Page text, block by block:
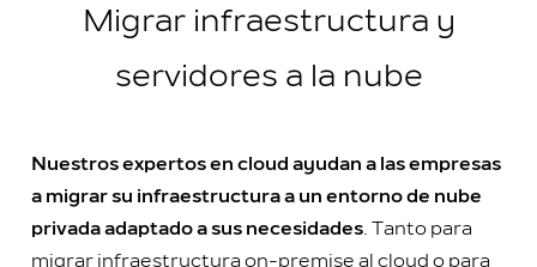
Migrar infraestructura y
servidores a la nube
Nuestros expertos en cloud ayudan a las empresas
a migrar su infraestructura a un entorno de nube
privada adaptado a sus necesidades . Tanto para
migrar infraestructura on-premise al cloud o para